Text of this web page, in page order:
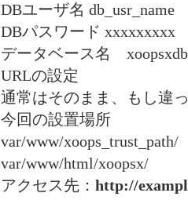
DBユーザ名 db_usr_name
DBパスワード xxxxxxxxx
データベース名 xoopsxdb
URLの設定
通常はそのまま、もし違
今回の設置場所
var/www/xoops_trust_path/
var/www/html/xoopsx/
アクセス先： http://